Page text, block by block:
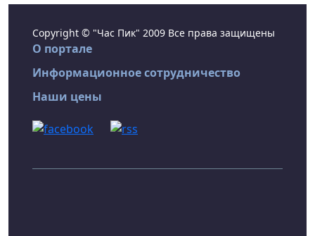
Copyright © "Час Пик" 2009 Все права защищены
О портале
Информационное сотрудничество
Наши цены